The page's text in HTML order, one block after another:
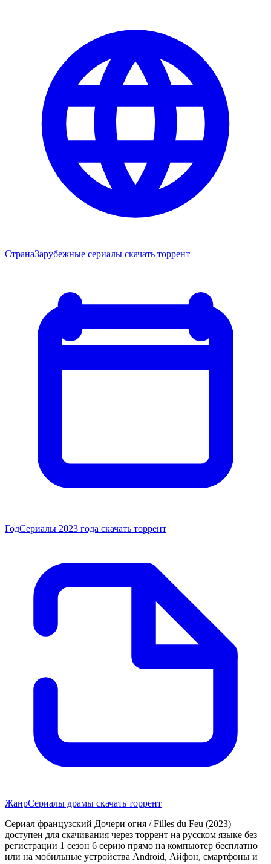
СтранаЗарубежные сериалы скачать торрент
ГодСериалы 2023 года скачать торрент
ЖанрСериалы драмы скачать торрент
Сериал французский Дочери огня / Filles du Feu (2023)
доступен для скачивания через торрент на русском языке без
регистрации 1 сезон 6 серию прямо на компьютер бесплатно
или на мобильные устройства Android, Айфон, смартфоны и